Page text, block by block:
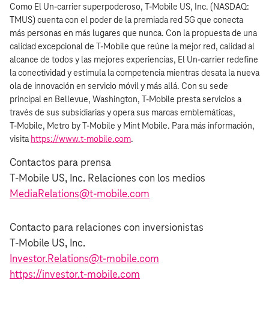
Como El Un-carrier superpoderoso, T‑Mobile US, Inc. (NASDAQ:
TMUS) cuenta con el poder de la premiada red 5G que conecta
más personas en más lugares que nunca. Con la propuesta de una
calidad excepcional de T‑Mobile que reúne la mejor red, calidad al
alcance de todos y las mejores experiencias, El Un-carrier redefine
la conectividad y estimula la competencia mientras desata la nueva
ola de innovación en servicio móvil y más allá. Con su sede
principal en Bellevue, Washington, T‑Mobile presta servicios a
través de sus subsidiarias y opera sus marcas emblemáticas,
T‑Mobile, Metro by T‑Mobile y Mint Mobile. Para más información,
visita https://www.t‑mobile.com.
Contactos para prensa
T‑Mobile US, Inc. Relaciones con los medios
MediaRelations@t‑mobile.com
Contacto para relaciones con inversionistas
T‑Mobile US, Inc.
Investor.Relations@t‑mobile.com
https://investor.t‑mobile.com